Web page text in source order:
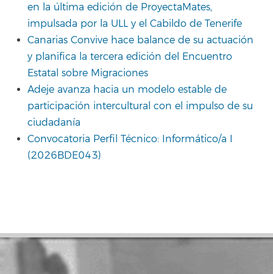
en la última edición de ProyectaMates,
impulsada por la ULL y el Cabildo de Tenerife
Canarias Convive hace balance de su actuación
y planifica la tercera edición del Encuentro
Estatal sobre Migraciones
Adeje avanza hacia un modelo estable de
participación intercultural con el impulso de su
ciudadanía
Convocatoria Perfil Técnico: Informático/a I
(2026BDE043)